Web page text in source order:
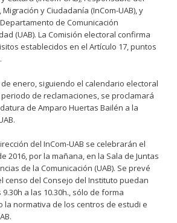
y Ciudadanía (InCom-UAB), y
de Comunicación
(UAB). La Comisión electoral confirma
establecidos en el Artículo 17, puntos
enero, siguiendo el calendario electoral
de reclamaciones, se proclamará
de Amparo Huertas Bailén a la
del InCom-UAB se celebrarán el
2016, por la mañana, en la Sala de Juntas
de la Comunicación (UAB). Se prevé
censo del Consejo del Instituto puedan
a las 10.30h., sólo de forma
la normativa de los centros de estudi e